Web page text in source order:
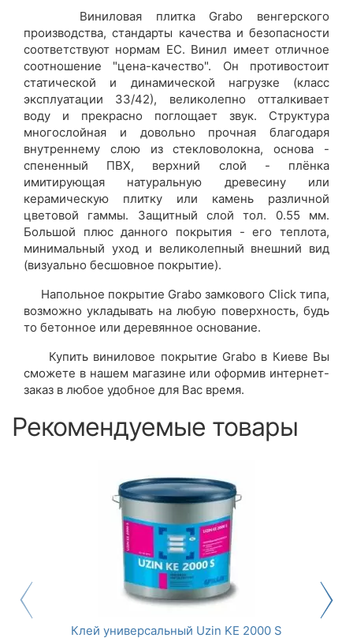
Виниловая плитка Grabo венгерского
производства, стандарты качества и безопасности
соответствуют нормам ЕС. Винил имеет отличное
соотношение "цена-качество". Он противостоит
статической и динамической нагрузке (класс
эксплуатации 33/42), великолепно отталкивает
воду и прекрасно поглощает звук. Структура
многослойная и довольно прочная благодаря
внутреннему слою из стекловолокна, основа -
спененный ПВХ, верхний слой - плёнка
имитирующая натуральную древесину или
керамическую плитку или камень различной
цветовой гаммы. Защитный слой тол. 0.55 мм.
Большой плюс данного покрытия - его теплота,
минимальный уход и великолепный внешний вид
(визуально бесшовное покрытие).
Напольное покрытие Grabo замкового Click типа,
возможно укладывать на любую поверхность, будь
то бетонное или деревянное основание.
Купить виниловое покрытие Grabo в Киеве Вы
сможете в нашем магазине или оформив интернет-
заказ в любое удобное для Вас время.
Рекомендуемые товары
Клей универсальный Uzin KE 2000 S